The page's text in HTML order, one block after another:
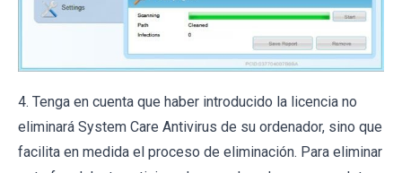
4. Tenga en cuenta que haber introducido la licencia no
eliminará System Care Antivirus de su ordenador, sino que
facilita en medida el proceso de eliminación. Para eliminar